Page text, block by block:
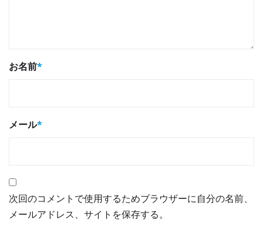
お名前*
メール*
次回のコメントで使用するためブラウザーに自分の名前、
メールアドレス、サイトを保存する。